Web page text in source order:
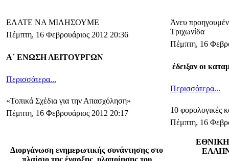
ΕΛΑΤΕ ΝΑ ΜΙΛΗΣΟΥΜΕ
Πέμπτη, 16 Φεβρουάριος 2012 20:36
Α΄ ΕΝΩΣΗ ΛΕΙΤΟΥΡΓΩΝ
Περισσότερα...
«Τοπικά Σχέδια για την Απασχόληση»
Πέμπτη, 16 Φεβρουάριος 2012 20:17
Διοργάνωση ενημερωτικής συνάντησης στο
Άνευ
Τριχωνίδα
Πέμπτη, 16
έδειξαν οι
Περισσότερα...
10 φορολογικές
Πέμπτη, 16